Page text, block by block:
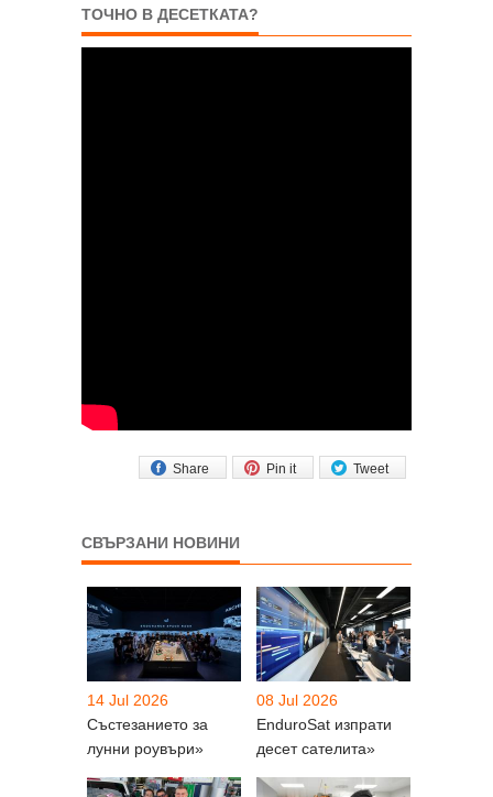
ТОЧНО В ДЕСЕТКАТА?
Tweet
Pin it
Share
СВЪРЗАНИ НОВИНИ
14 Jul 2026
Състезанието за
лунни роувъри»
08 Jul 2026
EnduroSat изпрати
десет сателита»